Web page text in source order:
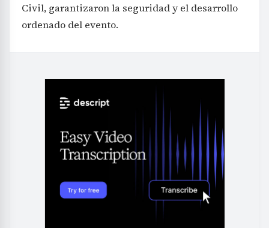
Civil, garantizaron la seguridad y el desarrollo
ordenado del evento.